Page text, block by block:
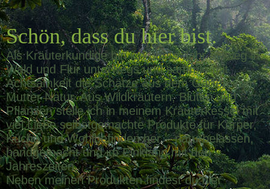
Bild_2026-01-16_104151624
Schön, dass du hier bist.
Als Kräuterkundige bin ich übers Jahr hinweg in
Wald und Flur unterwegs und sammle mit
Achtsamkeit die Schätze aus dem Garten von
Mutter Natur. Aus Wildkräutern, Blüten und
Pflanzen stelle ich in meinem Kräuterkessel mit
viel Liebe selbstgemachte Produkte für Körper,
Küche und Wohlbefinden her – naturbelassen,
handgemacht und im Einklang mit den
Jahreszeiten.
Neben meinen Produkten findest du hier